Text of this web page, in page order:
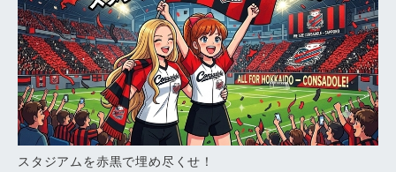
スタジアムを赤黒で埋め尽くせ！